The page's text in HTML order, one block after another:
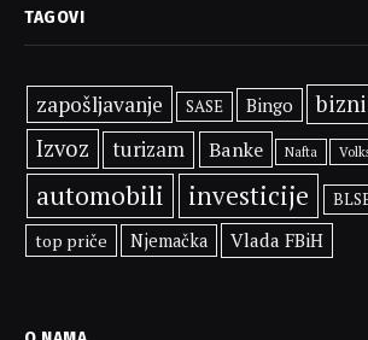
TAGOVI
zapošljavanje SASE Bingo
Izvoz
turizam Banke Nafta
automobili investicije
top priče Njemačka Vlada FBiH